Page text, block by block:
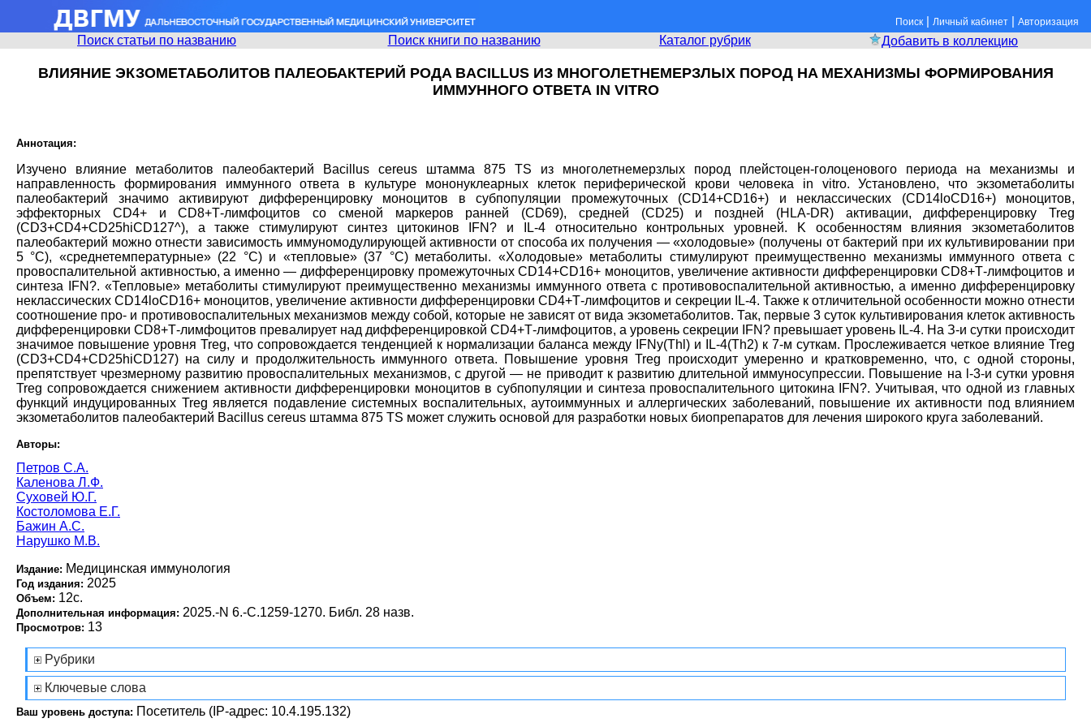
Поиск | Личный кабинет | Авторизация
Поиск статьи по названию Поиск книги по названию Каталог рубрик Добавить в коллекцию
ВЛИЯНИЕ ЭКЗОМЕТАБОЛИТОВ ПАЛЕОБАКТЕРИЙ POДA BACILLUS ИЗ МНОГОЛЕТНЕМЕРЗЛЫХ ПОРОД HA МЕХАНИЗМЫ ФОРМИРОВАНИЯ
ИММУННОГО ОТВЕТА IN VITRO
Аннотация:
Изучено влияние метаболитов палеобактерий Bacillus cereus штамма 875 TS из многолетнемерзлых пород плейстоцен-голоценового периода на механизмы и
направленность формирования иммунного ответа в культуре мононуклеарных клеток периферической крови человека in vitro. Установлено, что экзометаболиты
палеобактерий значимо активируют дифференцировку моноцитов в субпопуляции промежуточных (CD14+CD16+) и неклассических (CD14loCD16+) моноцитов,
эффекторных CD4+ и CD8+Т-лимфоцитов со сменой маркеров ранней (CD69), средней (CD25) и поздней (HLA-DR) активации, дифференцировку Treg
(CD3+CD4+CD25hiCD127^), а также стимулируют синтез цитокинов IFN? и IL-4 относительно контрольных уровней. K особенностям влияния экзометаболитов
палеобактерий можно отнести зависимость иммуномодулирующей активности от способа их получения — «холодовые» (получены от бактерий при их культивировании при
5 °C), «среднетемпературные» (22 °C) и «тепловые» (37 °C) метаболиты. «Холодовые» метаболиты стимулируют преимущественно механизмы иммунного ответа с
провоспалительной активностью, а именно — дифференцировку промежуточных CD14+CD16+ моноцитов, увеличение активности дифференцировки CD8+Т-лимфоцитов и
синтеза IFN?. «Тепловые» метаболиты стимулируют преимущественно механизмы иммунного ответа с противовоспалительной активностью, а именно дифференцировку
неклассических CD14loCD16+ моноцитов, увеличение активности дифференцировки CD4+Т-лимфоцитов и секреции IL-4. Также к отличительной особенности можно отнести
соотношение про- и противовоспалительных механизмов между собой, которые не зависят от вида экзометаболитов. Так, первые 3 суток культивирования клеток активность
дифференцировки CD8+Т-лимфоцитов превалирует над дифференцировкой CD4+Т-лимфоцитов, а уровень секреции IFN? превышает уровень IL-4. Ha З-и сутки происходит
значимое повышение уровня Treg, что сопровождается тенденцией к нормализации баланса между IFNy(Thl) и IL-4(Th2) к 7-м суткам. Прослеживается четкое влияние Treg
(CD3+CD4+CD25hiCD127) на силу и продолжительность иммунного ответа. Повышение уровня Treg происходит умеренно и кратковременно, что, с одной стороны,
препятствует чрезмерному развитию провоспалительных механизмов, с другой — не приводит к развитию длительной иммуносупрессии. Повышение на l-3-и сутки уровня
Treg сопровождается снижением активности дифференцировки моноцитов в субпопуляции и синтеза провоспалительного цитокина IFN?. Учитывая, что одной из главных
функций индуцированных Treg является подавление системных воспалительных, аутоиммунных и аллергических заболеваний, повышение их активности под влиянием
экзометаболитов палеобактерий Bacillus cereus штамма 875 TS может служить основой для разработки новых биопрепаратов для лечения широкого круга заболеваний.
Авторы:
Петров С.А.
Каленова Л.Ф.
Суховей Ю.Г.
Костоломова Е.Г.
Бажин А.С.
Нарушко М.В.
Издание: Медицинская иммунология
Год издания: 2025
Объем: 12с.
Дополнительная информация: 2025.-N 6.-С.1259-1270. Библ. 28 назв.
Просмотров: 13
Рубрики
Ключевые слова
Ваш уровень доступа: Посетитель (IP-адрес: 10.4.195.132)